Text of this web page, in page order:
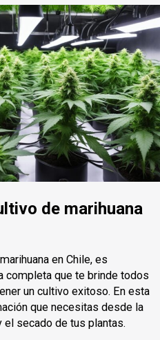
de marihuana
en Chile, es
completa que te brinde todos
un cultivo exitoso. En esta
que necesitas desde la
el secado de tus plantas.